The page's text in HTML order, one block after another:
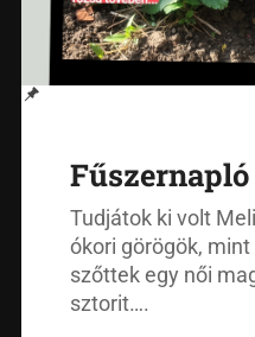
Tudjátok ki volt
ókori görögök,
szőttek egy női
sztorit….